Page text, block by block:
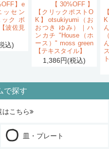
】e
ッセン
ック ボ
波佐見
込)
【30%OFF】
【クリックポストO
K】otsukiyumi（お
おつき ゆみ）｜ハ
ンカチ "House（ホ
ース）" moss green
【テキスタイル】
1,386円(税込)
で探す
こちら
皿・プレート